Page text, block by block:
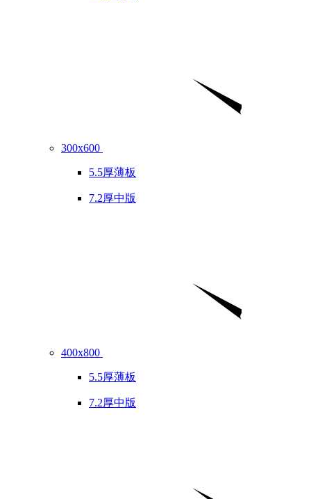
300x600
5.5厚薄板
7.2厚中版
400x800
5.5厚薄板
7.2厚中版